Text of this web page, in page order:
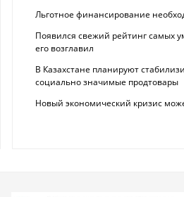
Льготное финансирование
Появился свежий рейтинг самых
его возглавил
В Казахстане планируют
социально значимые продтовары
Новый экономический кризис